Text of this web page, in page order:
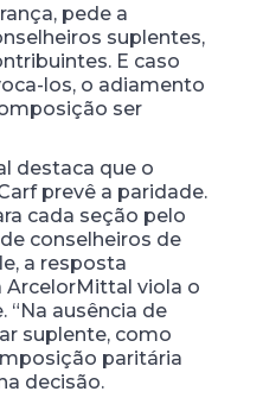
pede a
suplentes,
E caso
los, o adiamento
ser
destaca que o
prevê a paridade.
cada seção pelo
conselheiros de
a resposta
ArcelorMittal viola o
“Na ausência de
suplente, como
paritária
decisão.